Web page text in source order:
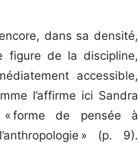
dans sa densité,
figure de la discipline,
accessible,
l’affirme ici Sandra
« forme de pensée à
» (p. 9).